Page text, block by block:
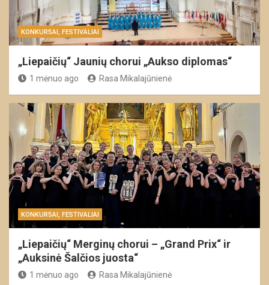
KONKURSAI, FESTIVALIAI
„Liepaičių“ Jaunių chorui „Aukso diplomas“
1 mėnuo ago Rasa Mikalajūnienė
KONKURSAI, FESTIVALIAI
„Liepaičių“ Merginų chorui – „Grand Prix“ ir
„Auksinė Šalčios juosta“
1 mėnuo ago Rasa Mikalajūnienė